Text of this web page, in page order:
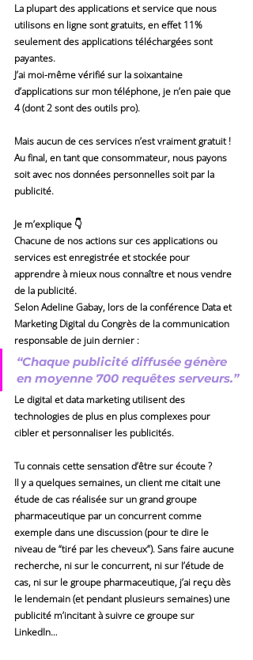
La plupart des applications et service que nous
utilisons en ligne sont gratuits, en effet 11%
seulement des applications téléchargées sont
payantes.
J’ai moi-même vérifié sur la soixantaine
d’applications sur mon téléphone, je n’en paie que
4 (dont 2 sont des outils pro).
Mais aucun de ces services n’est vraiment gratuit !
Au final, en tant que consommateur, nous payons
soit avec nos données personnelles soit par la
publicité.
Je m’explique 👇
Chacune de nos actions sur ces applications ou
services est enregistrée et stockée pour
apprendre à mieux nous connaître et nous vendre
de la publicité.
Selon Adeline Gabay, lors de la conférence Data et
Marketing Digital du Congrès de la communication
responsable de juin dernier :
“Chaque publicité diffusée génère
en moyenne 700 requêtes serveurs.”
Le digital et data marketing utilisent des
technologies de plus en plus complexes pour
cibler et personnaliser les publicités.
Tu connais cette sensation d’être sur écoute ?
Il y a quelques semaines, un client me citait une
étude de cas réalisée sur un grand groupe
pharmaceutique par un concurrent comme
exemple dans une discussion (pour te dire le
niveau de “tiré par les cheveux”). Sans faire aucune
recherche, ni sur le concurrent, ni sur l’étude de
cas, ni sur le groupe pharmaceutique, j’ai reçu dès
le lendemain (et pendant plusieurs semaines) une
publicité m’incitant à suivre ce groupe sur
LinkedIn…